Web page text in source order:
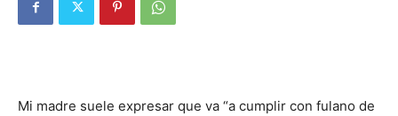
Mi madre suele expresar que va “a cumplir con fulano de